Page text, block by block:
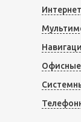
Офисные